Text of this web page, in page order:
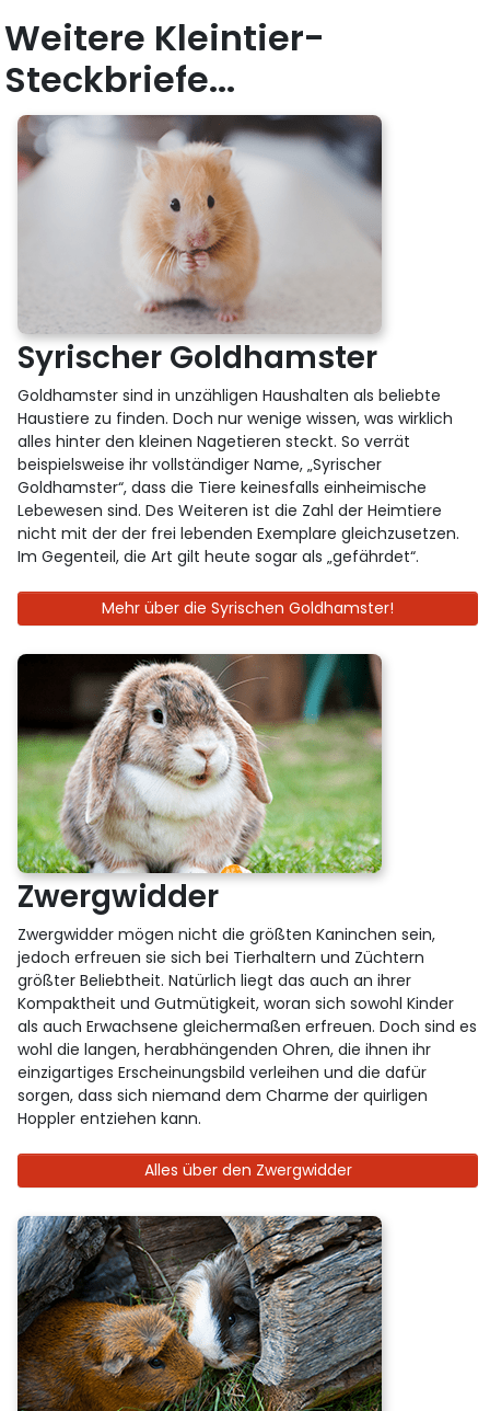
Weitere Kleintier-
Steckbriefe...
Syrischer Goldhamster
Goldhamster sind in unzähligen Haushalten als beliebte
Haustiere zu finden. Doch nur wenige wissen, was wirklich
alles hinter den kleinen Nagetieren steckt. So verrät
beispielsweise ihr vollständiger Name, „Syrischer
Goldhamster“, dass die Tiere keinesfalls einheimische
Lebewesen sind. Des Weiteren ist die Zahl der Heimtiere
nicht mit der der frei lebenden Exemplare gleichzusetzen.
Im Gegenteil, die Art gilt heute sogar als „gefährdet“.
Mehr über die Syrischen Goldhamster!
Zwergwidder
Zwergwidder mögen nicht die größten Kaninchen sein,
jedoch erfreuen sie sich bei Tierhaltern und Züchtern
größter Beliebtheit. Natürlich liegt das auch an ihrer
Kompaktheit und Gutmütigkeit, woran sich sowohl Kinder
als auch Erwachsene gleichermaßen erfreuen. Doch sind es
wohl die langen, herabhängenden Ohren, die ihnen ihr
einzigartiges Erscheinungsbild verleihen und die dafür
sorgen, dass sich niemand dem Charme der quirligen
Hoppler entziehen kann.
Alles über den Zwergwidder